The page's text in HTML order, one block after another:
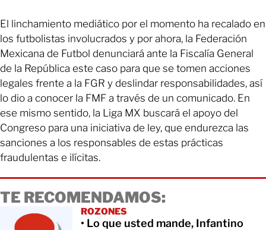
El linchamiento mediático por el momento ha recalado en
los futbolistas involucrados y por ahora, la Federación
Mexicana de Futbol denunciará ante la Fiscalía General
de la República este caso para que se tomen acciones
legales frente a la FGR y deslindar responsabilidades, así
lo dio a conocer la FMF a través de un comunicado. En
ese mismo sentido, la Liga MX buscará el apoyo del
Congreso para una iniciativa de ley, que endurezca las
sanciones a los responsables de estas prácticas
fraudulentas e ilícitas.
TE RECOMENDAMOS:
ROZONES
• Lo que usted mande, Infantino